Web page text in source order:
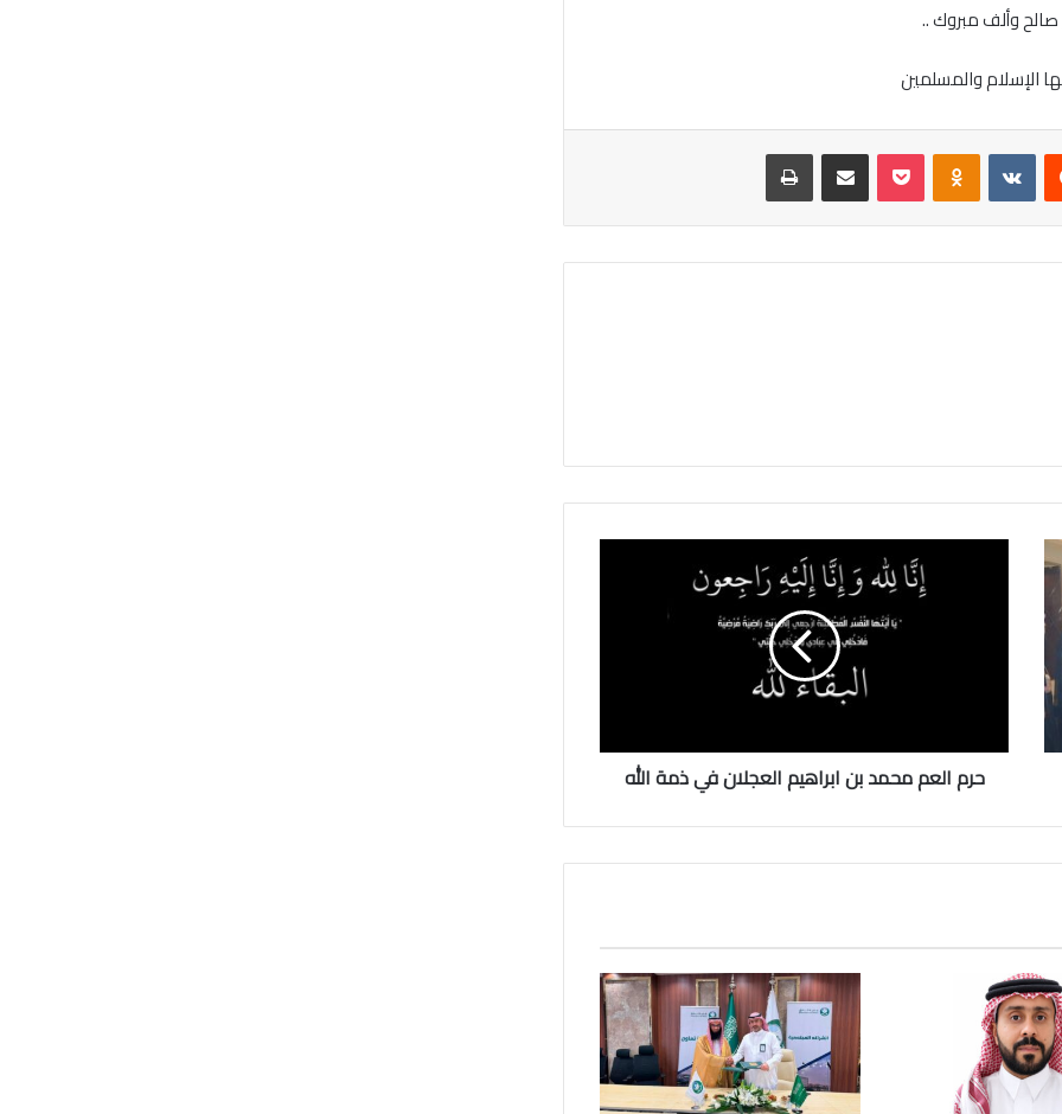
صالحوألفمبروك..
الإسلاموالمسلمين
ح
ب
ا
ه
ي
م
ا
ل
ع
حرم العم محمد بن ابراهيم العجلان في ذمة الله